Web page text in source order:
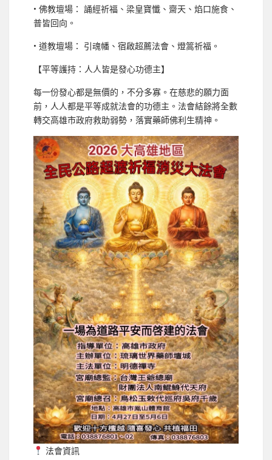
• 佛教壇場： 誦經祈福、梁皇寶懺、齋天、焰口施食、
普皆回向。
• 道教壇場： 引魂幡、宿啟超薦法會、燈篙祈福。
【平等護持：人人皆是發心功德主】
每一份發心都是無價的，不分多寡。在慈悲的願力面
前，人人都是平等成就法會的功德主。法會結餘將全數
轉交高雄市政府救助弱勢，落實藥師佛利生精神。
法會資訊